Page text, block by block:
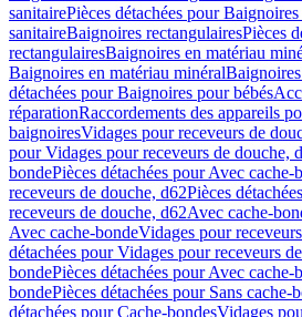
sanitairePièces détachées pour
sanitaireBaignoires rectangulairesPièces
rectangulairesBaignoires en matériau
Baignoires en matériau minéral
détachées pour Baignoires pour bébés
réparationRaccordements des appareils
baignoiresVidages pour receveurs de
pour Vidages pour receveurs de douche,
bondePièces détachées pour Avec cache-
receveurs de douche, d62Pièces
receveurs de douche, d62Avec cache-
Avec cache-bondeVidages pour
détachées pour Vidages pour receveurs
bondePièces détachées pour Avec cache-
bondePièces détachées pour Sans cache-
détachées pour Cache-bondesVidages